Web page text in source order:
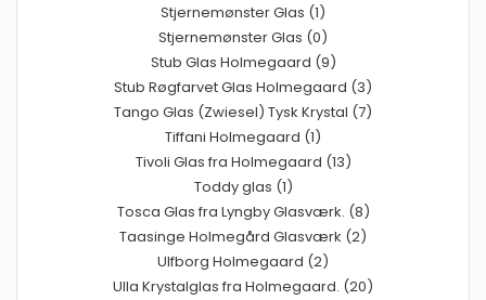
Stjernemønster Glas (1)
Stjernemønster Glas (0)
Stub Glas Holmegaard (9)
Stub Røgfarvet Glas Holmegaard (3)
Tango Glas (Zwiesel) Tysk Krystal (7)
Tiffani Holmegaard (1)
Tivoli Glas fra Holmegaard (13)
Toddy glas (1)
Tosca Glas fra Lyngby Glasværk. (8)
Taasinge Holmegård Glasværk (2)
Ulfborg Holmegaard (2)
Ulla Krystalglas fra Holmegaard. (20)